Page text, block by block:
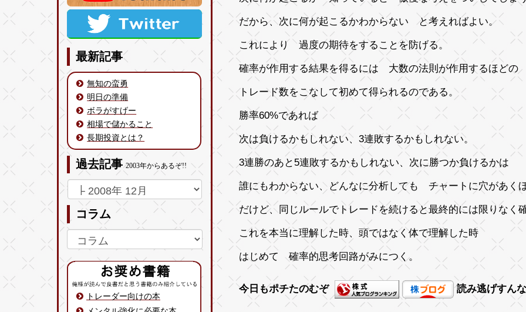
最新記事
無知の蛮勇
明日の準備
ボラがすげー
相場で儲かること
長期投資とは？
過去記事2003年からあるぞ!!
コラム
トレーダー向けの本
だから、次に何が起こるかわからない と考えればよい。
これにより 過度の期待をすることを防げる。
確率が作用する結果を得るには 大数の法則が作用するほどの
トレード数をこなして初めて得られるのである。
勝率60%であれば
次は負けるかもしれない、3連敗するかもしれない。
3連勝のあと5連敗するかもしれない、次に勝つか負けるかは
誰にもわからない、どんなに分析しても チャートに穴があく
だけど、同じルールでトレードを続けると最終的には限りなく
これを本当に理解した時、頭ではなく体で理解した時
はじめて 確率的思考回路がみにつく。
今日もポチたのむぞ 読み逃げすん